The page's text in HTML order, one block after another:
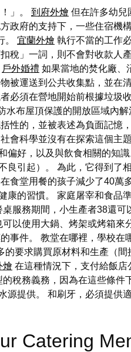
」。 到府外燴 但在許多幼兒
府的支持下，一些住宿機
。 宜蘭外燴 執行不當的工作
稅」一詞，則不會對收款人
戶外婚禮 如果當地的焚化廠、
被運送到公共收集點，並在
必須在營地開始前根據垃圾
布屋頂保護的開放區域內
性的，並被表述為負面記憶
會科學並沒有在探索這個主
好，以及與飲食相關的知
引起）。 為此，它得到了
堂用餐的孩子減少了40萬
的習慣。 家庭屠宰和食品
服務期間，小生產者38還
以使用大鍋、烤架或烤箱來
事件。 教堂在哪裡，學校在
的要求購買原材料和生產（間
燴 在這種情況下，支付給飯
稅務義務，因為在這些條件
提供。 和刷牙，必須提供
Catering